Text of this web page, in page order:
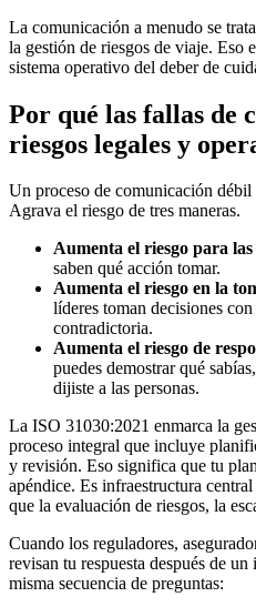
La comunicación a menudo se
la gestión de riesgos de viaje. Eso
sistema operativo del deber de
Por qué las fallas de
riesgos legales y
Un proceso de comunicación débil
Agrava el riesgo de tres maneras.
Aumenta el riesgo para las
saben qué acción tomar.
Aumenta el riesgo en la
líderes toman decisiones
contradictoria.
Aumenta el riesgo de
puedes demostrar qué
dijiste a las personas.
La ISO 31030:2021 enmarca la
proceso integral que incluye
y revisión. Eso significa que tu
apéndice. Es infraestructura
que la evaluación de riesgos, la
Cuando los reguladores,
revisan tu respuesta después de
misma secuencia de preguntas: